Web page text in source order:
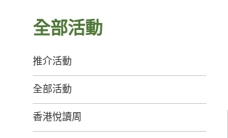
全部活動
推介活動
全部活動
香港悅讀周